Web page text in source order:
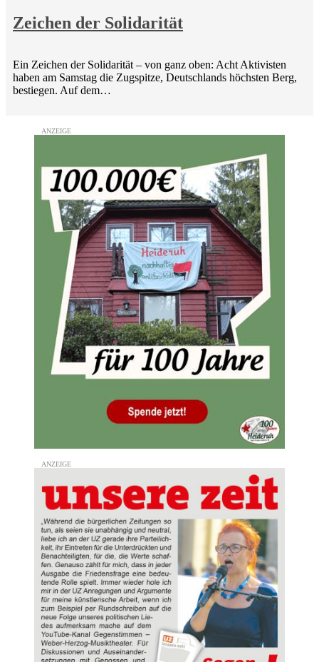
Zeichen der Solidarität
Ein Zeichen der Solidarität – von ganz oben: Acht Aktivisten
haben am Samstag die Zugspitze, Deutschlands höchsten Berg,
bestiegen. Auf dem…